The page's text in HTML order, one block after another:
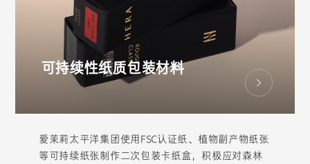
可持续性纸质包装材料
爱茉莉太平洋集团使用FSC认证纸、植物副产物纸张
等可持续纸张制作二次包装卡纸盒，积极应对森林